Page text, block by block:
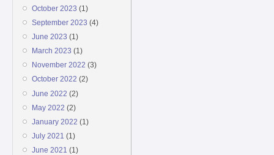
October 2023 (1)
September 2023 (4)
June 2023 (1)
March 2023 (1)
November 2022 (3)
October 2022 (2)
June 2022 (2)
May 2022 (2)
January 2022 (1)
July 2021 (1)
June 2021 (1)